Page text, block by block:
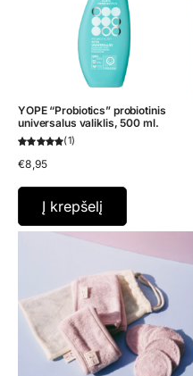
YOPE “Probiotics” probiotinis
universalus valiklis, 500 ml.
1
€8,95
Į krepšelį